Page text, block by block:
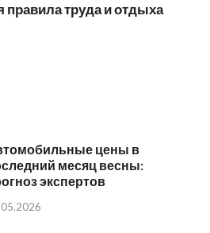
правила труда и отдыха
цены в
месяц весны:
экспертов